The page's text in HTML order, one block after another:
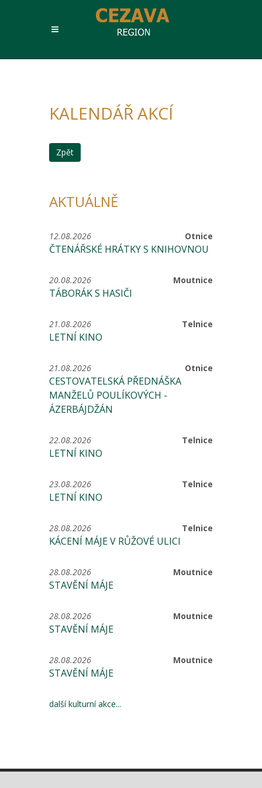
KALENDÁŘ AKCÍ
Zpět
AKTUÁLNĚ
Otnice
12.08.2026
ČTENÁŘSKÉ HRÁTKY S KNIHOVNOU
Moutnice
20.08.2026
TÁBORÁK S HASIČI
Telnice
21.08.2026
LETNÍ KINO
Otnice
21.08.2026
CESTOVATELSKÁ PŘEDNÁŠKA
MANŽELŮ POULÍKOVÝCH -
ÁZERBÁJDŽÁN
Telnice
22.08.2026
LETNÍ KINO
Telnice
23.08.2026
LETNÍ KINO
Telnice
28.08.2026
KÁCENÍ MÁJE V RŮŽOVÉ ULICI
Moutnice
28.08.2026
STAVĚNÍ MÁJE
Moutnice
28.08.2026
STAVĚNÍ MÁJE
Moutnice
28.08.2026
STAVĚNÍ MÁJE
další kulturní akce...